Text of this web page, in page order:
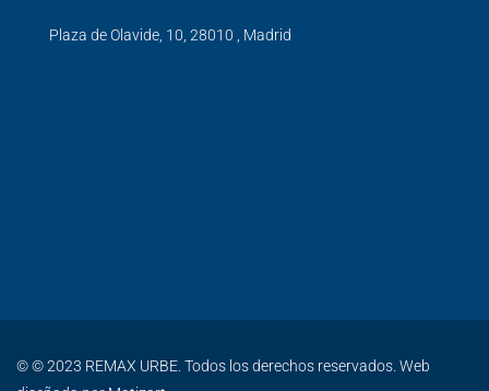
Plaza de Olavide, 10, 28010 , Madrid
© © 2023 REMAX URBE. Todos los derechos reservados. Web